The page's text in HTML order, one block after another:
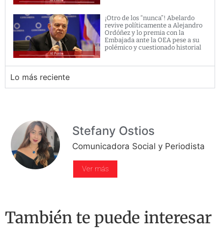
¡Otro de los “nunca”! Abelardo
revive políticamente a Alejandro
Ordóñez y lo premia con la
Embajada ante la OEA pese a su
polémico y cuestionado historial
Lo más reciente
Stefany Ostios
Comunicadora Social y Periodista
Ver más
También te puede interesar